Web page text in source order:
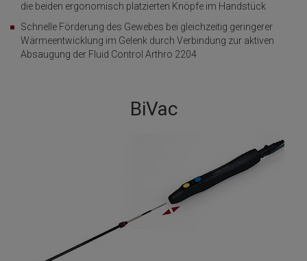
die beiden ergonomisch platzierten Knöpfe im Handstück
Schnelle Förderung des Gewebes bei gleichzeitig geringerer
Wärmeentwicklung im Gelenk durch Verbindung zur aktiven
Absaugung der Fluid Control Arthro 2204
BiVac